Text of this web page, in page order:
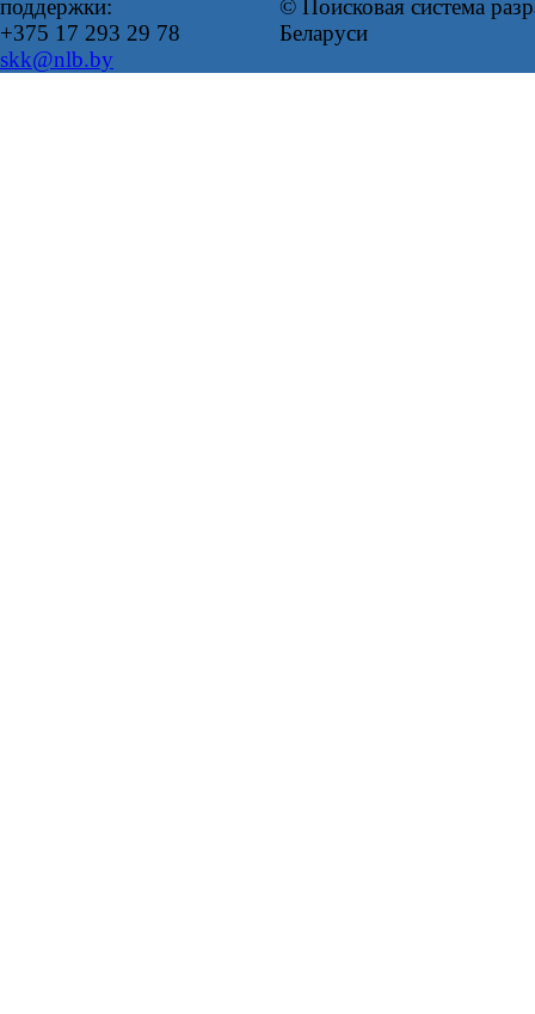
поддержки:
+375 17 293 29 78
skk@nlb.by
© Поисковая система
Беларуси